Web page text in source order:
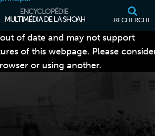
RECHERCHE
of date and may not support
of this webpage. Please
or using another.